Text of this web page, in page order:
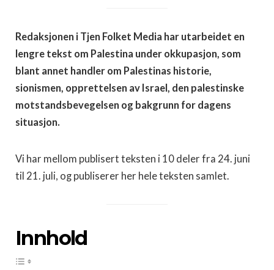
Redaksjonen i Tjen Folket Media har utarbeidet en
lengre tekst om Palestina under okkupasjon, som
blant annet handler om Palestinas historie,
sionismen, opprettelsen av Israel, den palestinske
motstandsbevegelsen og bakgrunn for dagens
situasjon.
Vi har mellom publisert teksten i 10 deler fra 24. juni
til 21. juli, og publiserer her hele teksten samlet.
Innhold